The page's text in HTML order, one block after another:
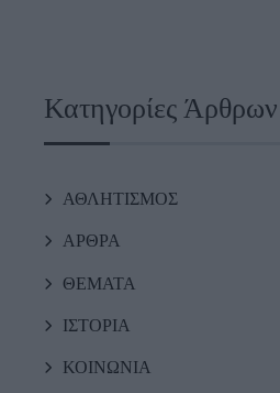
Κατηγορίες Άρθρων
ΑΘΛΗΤΙΣΜΟΣ
ΑΡΘΡΑ
ΘΕΜΑΤΑ
ΙΣΤΟΡΙΑ
ΚΟΙΝΩΝΙΑ